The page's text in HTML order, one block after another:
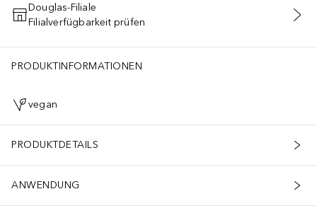
IN DEN WARENKORB
Douglas-Filiale
Filialverfügbarkeit prüfen
PRODUKTINFORMATIONEN
vegan
PRODUKTDETAILS
ANWENDUNG